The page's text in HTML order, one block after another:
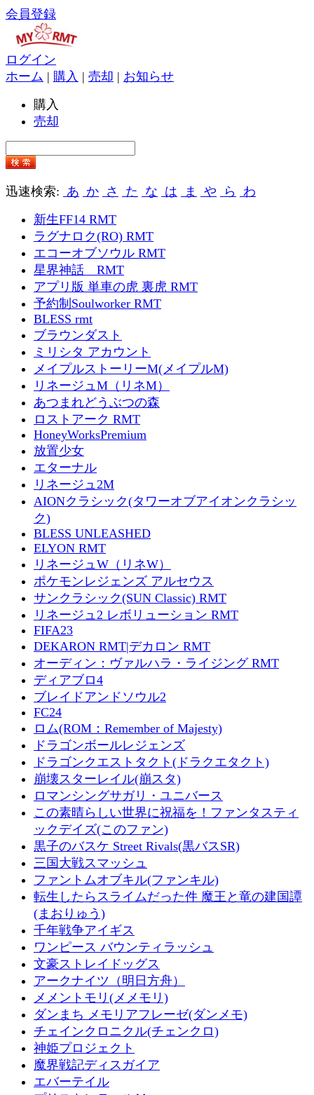
会員登録
ログイン
ホーム | 購入 | 売却 | お知らせ
購入
売却
迅速検索: あ か さ た な は ま や ら わ
新生FF14 RMT
ラグナロク(RO) RMT
エコーオブソウル RMT
星界神話 RMT
アプリ版 単車の虎 裏虎 RMT
予約制Soulworker RMT
BLESS rmt
ブラウンダスト
ミリシタ アカウント
メイプルストーリーM(メイプルM)
リネージュM（リネM）
あつまれどうぶつの森
ロストアーク RMT
HoneyWorksPremium
放置少女
エターナル
リネージュ2M
AIONクラシック(タワーオブアイオンクラシッ
ク)
BLESS UNLEASHED
ELYON RMT
リネージュW（リネW）
ポケモンレジェンズ アルセウス
サンクラシック(SUN Classic) RMT
リネージュ2 レボリューション RMT
FIFA23
DEKARON RMT|デカロン RMT
オーディン：ヴァルハラ・ライジング RMT
ディアブロ4
ブレイドアンドソウル2
FC24
ロム(ROM：Remember of Majesty)
ドラゴンボールレジェンズ
ドラゴンクエストタクト(ドラクエタクト)
崩壊スターレイル(崩スタ)
ロマンシングサガリ・ユニバース
この素晴らしい世界に祝福を！ファンタスティ
ックデイズ(このファン)
黒子のバスケ Street Rivals(黒バスSR)
三国大戦スマッシュ
ファントムオブキル(ファンキル)
転生したらスライムだった件 魔王と竜の建国譚
(まおりゅう)
千年戦争アイギス
ワンピース バウンティラッシュ
文豪ストレイドッグス
アークナイツ（明日方舟）
メメントモリ(メメモリ)
ダンまち メモリアフレーゼ(ダンメモ)
チェインクロニクル(チェンクロ)
神姫プロジェクト
魔界戦記ディスガイア
エバーテイル